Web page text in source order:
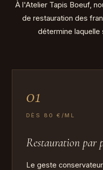
À l'Atelier Tapis Boeuf,
de restauration des
détermine
01
DÈS 80 €/ML
Restauration par
Le geste